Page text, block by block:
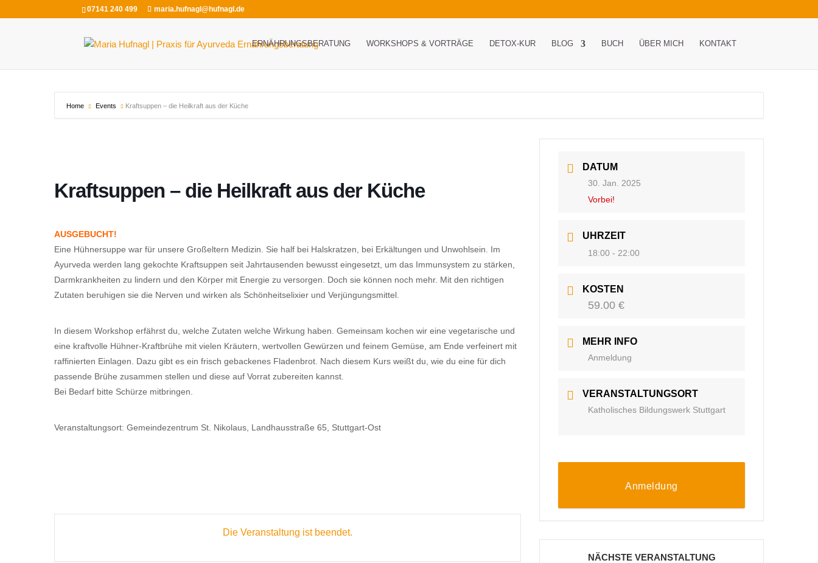
07141 240 499 maria.hufnagl@hufnagl.de
ERNÄHRUNGSBERATUNG WORKSHOPS & VORTRÄGE DETOX-KUR BLOG BUCH ÜBER MICH KONTAKT
Home Events Kraftsuppen – die Heilkraft aus der Küche
Kraftsuppen – die Heilkraft aus der Küche
AUSGEBUCHT!
Eine Hühnersuppe war für unsere Großeltern Medizin. Sie half bei Halskratzen, bei Erkältungen und Unwohlsein. Im
Ayurveda werden lang gekochte Kraftsuppen seit Jahrtausenden bewusst eingesetzt, um das Immunsystem zu stärken,
Darmkrankheiten zu lindern und den Körper mit Energie zu versorgen. Doch sie können noch mehr. Mit den richtigen
Zutaten beruhigen sie die Nerven und wirken als Schönheitselixier und Verjüngungsmittel.
In diesem Workshop erfährst du, welche Zutaten welche Wirkung haben. Gemeinsam kochen wir eine vegetarische und
eine kraftvolle Hühner-Kraftbrühe mit vielen Kräutern, wertvollen Gewürzen und feinem Gemüse, am Ende verfeinert mit
raffinierten Einlagen. Dazu gibt es ein frisch gebackenes Fladenbrot. Nach diesem Kurs weißt du, wie du eine für dich
passende Brühe zusammen stellen und diese auf Vorrat zubereiten kannst.
Bei Bedarf bitte Schürze mitbringen.
Veranstaltungsort: Gemeindezentrum St. Nikolaus, Landhausstraße 65, Stuttgart-Ost
Die Veranstaltung ist beendet.
DATUM
30. Jan. 2025
Vorbei!
UHRZEIT
18:00 - 22:00
KOSTEN
59.00 €
MEHR INFO
Anmeldung
VERANSTALTUNGSORT
Katholisches Bildungswerk Stuttgart
Anmeldung
NÄCHSTE VERANSTALTUNG